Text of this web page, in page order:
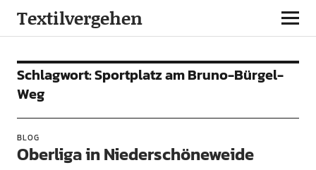
Textilvergehen
Schlagwort:Sportplatz am Bruno-Bürgel-
Weg
BLOG
Oberliga in Niederschöneweide